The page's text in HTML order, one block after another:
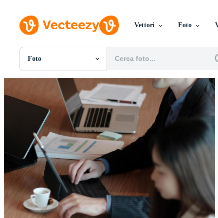
Vettori Foto
Foto
Tutte Immagini
SVGs
Modelli
Vettori
Videos
Motion graphics
Immagini Editoriali
Eventi Editoriali